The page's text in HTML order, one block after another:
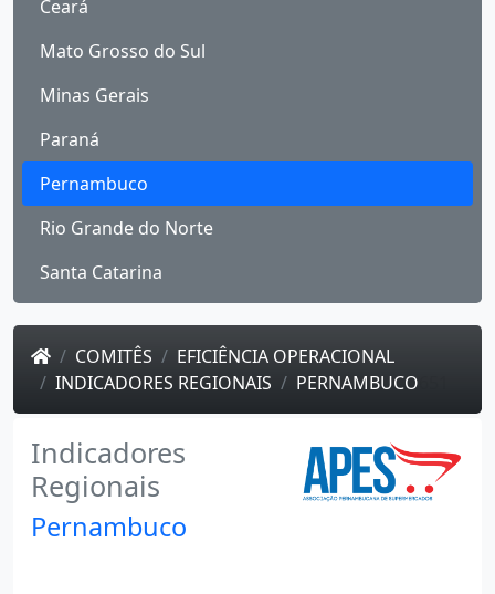
Ceará
Mato Grosso do Sul
Minas Gerais
Paraná
Pernambuco
Rio Grande do Norte
Santa Catarina
COMITÊS
EFICIÊNCIA OPERACIONAL
INDICADORES REGIONAIS
PERNAMBUCO
Indicadores
Regionais
Pernambuco